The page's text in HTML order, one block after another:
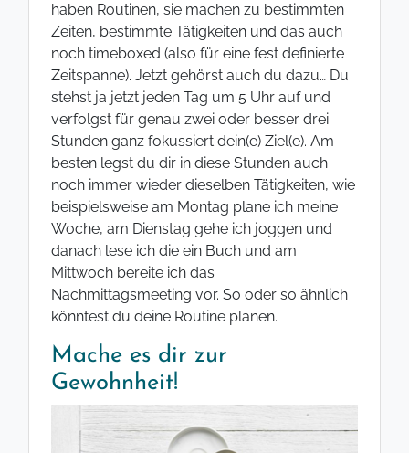
haben Routinen, sie machen zu bestimmten
Zeiten, bestimmte Tätigkeiten und das auch
noch timeboxed (also für eine fest definierte
Zeitspanne). Jetzt gehörst auch du dazu… Du
stehst ja jetzt jeden Tag um 5 Uhr auf und
verfolgst für genau zwei oder besser drei
Stunden ganz fokussiert dein(e) Ziel(e). Am
besten legst du dir in diese Stunden auch
noch immer wieder dieselben Tätigkeiten, wie
beispielsweise am Montag plane ich meine
Woche, am Dienstag gehe ich joggen und
danach lese ich die ein Buch und am
Mittwoch bereite ich das
Nachmittagsmeeting vor. So oder so ähnlich
könntest du deine Routine planen.
Mache es dir zur
Gewohnheit!